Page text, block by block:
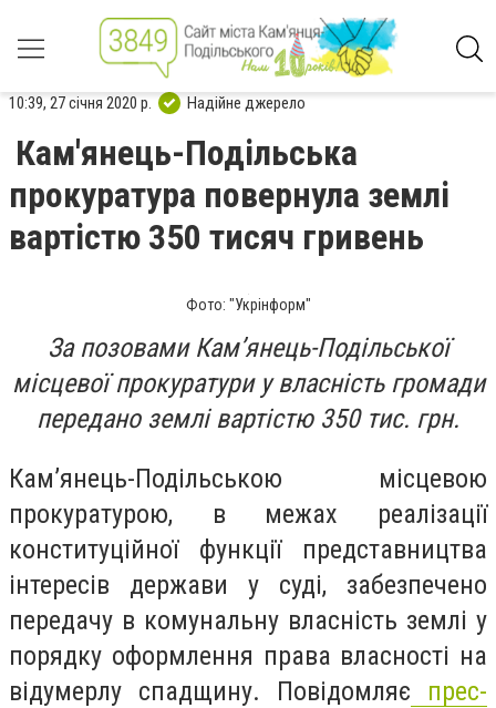
10:39, 27 січня 2020 р. Надійне джерело
Кам'янець-Подільська
прокуратура повернула землі
вартістю 350 тисяч гривень
Фото: "Укрінформ"
За позовами Кам’янець-Подільської
місцевої прокуратури у власність громади
передано землі вартістю 350 тис. грн.
Кам’янець-Подільською місцевою
прокуратурою, в межах реалізації
конституційної функції представництва
інтересів держави у суді, забезпечено
передачу в комунальну власність землі у
порядку оформлення права власності на
відумерлу спадщину. Повідомляє прес-